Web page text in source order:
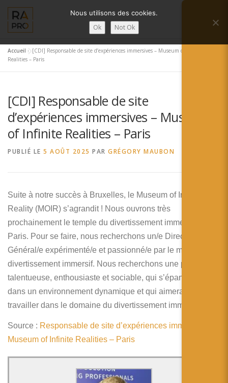
contenu
Menu
LA RÉALITÉ AUGMENTÉE ?
SERVICES RA’PRO ACTUALITÉ DE LA RA
CONTACTS FRANÇAIS
Deutsch
日本語
Español
Accueil »[CDI] Responsable de site d’expériences immersives – Museum of Infinite
Realities – Paris
[CDI] Responsable de site
d’expériences immersives – Museum
of Infinite Realities – Paris
PUBLIÉ LE 5 AOÛT 2025 PAR GRÉGORY MAUBON
Suite à notre succès à Bruxelles, le Museum of Infinite
Reality (MOIR) s’agrandit ! Nous ouvrons très
prochainement le temple du divertissement immersif à
Paris. Pour se faire, nous recherchons un/e Directeur/trice
Général/e expérimenté/e et passionné/e par le milieu du
divertissement immersif. Nous recherchons une personne
talentueuse, enthousiaste et sociable, qui s’épanouirait
dans un environnement dynamique et qui aimerait
travailler dans le domaine du divertissement immersif.
Source : Responsable de site d’expériences immersives –
Museum of Infinite Realities – Paris
Nous utilisons des cookies.
Ok Not Ok